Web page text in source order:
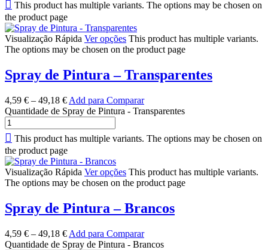
This product has multiple variants. The options may be chosen on
the product page
Visualização Rápida Ver opções This product has multiple variants.
The options may be chosen on the product page
Spray de Pintura – Transparentes
4,59 € – 49,18 € Add para Comparar
Quantidade de Spray de Pintura - Transparentes
This product has multiple variants. The options may be chosen on
the product page
Visualização Rápida Ver opções This product has multiple variants.
The options may be chosen on the product page
Spray de Pintura – Brancos
4,59 € – 49,18 € Add para Comparar
Quantidade de Spray de Pintura - Brancos